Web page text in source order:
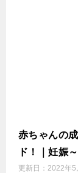
赤ちゃんの
ド！｜妊娠
更新日： 2022年5